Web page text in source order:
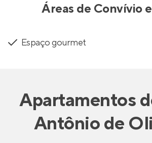
Áreas de Convívio
Espaço gourmet
Apartamentos
Antônio de